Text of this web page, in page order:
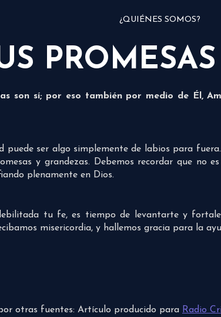
¿QUIÉNES SOMOS?
PROMESAS
son sí; por eso también por medio de Él,
puede ser algo simplemente de labios para
y grandezas. Debemos recordar que no
plenamente en Dios.
tu fe, es tiempo de levantarte y
misericordia, y hallemos gracia para la
otras fuentes: Artículo producido para Radio